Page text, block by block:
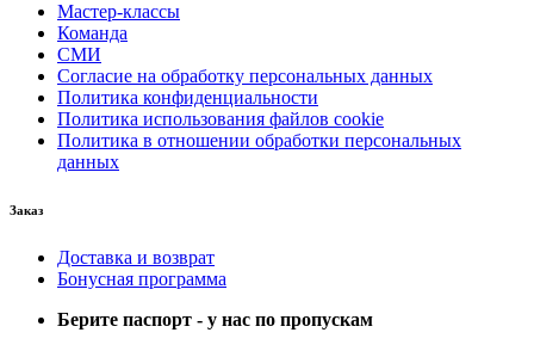
Мастер-классы
Команда
СМИ
Согласие на обработку персональных данных
Политика конфиденциальности
Политика использования файлов cookie
Политика в отношении обработки персональных
данных
Заказ
Доставка и возврат
Бонусная программа
Берите паспорт - у нас по пропускам